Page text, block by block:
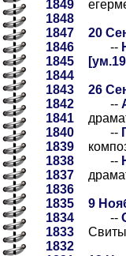
1849
1848
1847
1846
1845
1844
1843
1842
1841
1840
1839
1838
1837
1836
1835
1834
1833
1832
20
--
26
--
--
--
9
--